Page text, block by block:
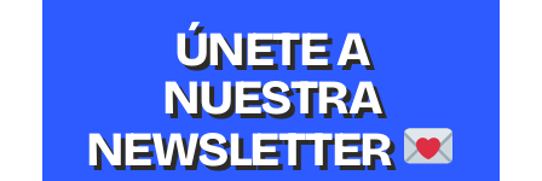
ÚNETE A
NUESTRA
NEWSLETTER